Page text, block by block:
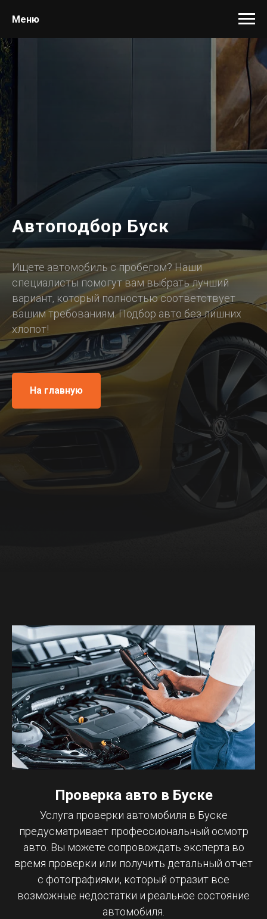
Меню
Автоподбор Буск
Ищете автомобиль с пробегом? Наши
специалисты помогут вам выбрать лучший
вариант, который полностью соответствует
вашим требованиям. Подбор авто без лишних
хлопот!
На главную
Проверка авто в Буске
Услуга проверки автомобиля в Буске
предусматривает профессиональный осмотр
авто. Вы можете сопровождать эксперта во
время проверки или получить детальный отчет
с фотографиями, который отразит все
возможные недостатки и реальное состояние
автомобиля.